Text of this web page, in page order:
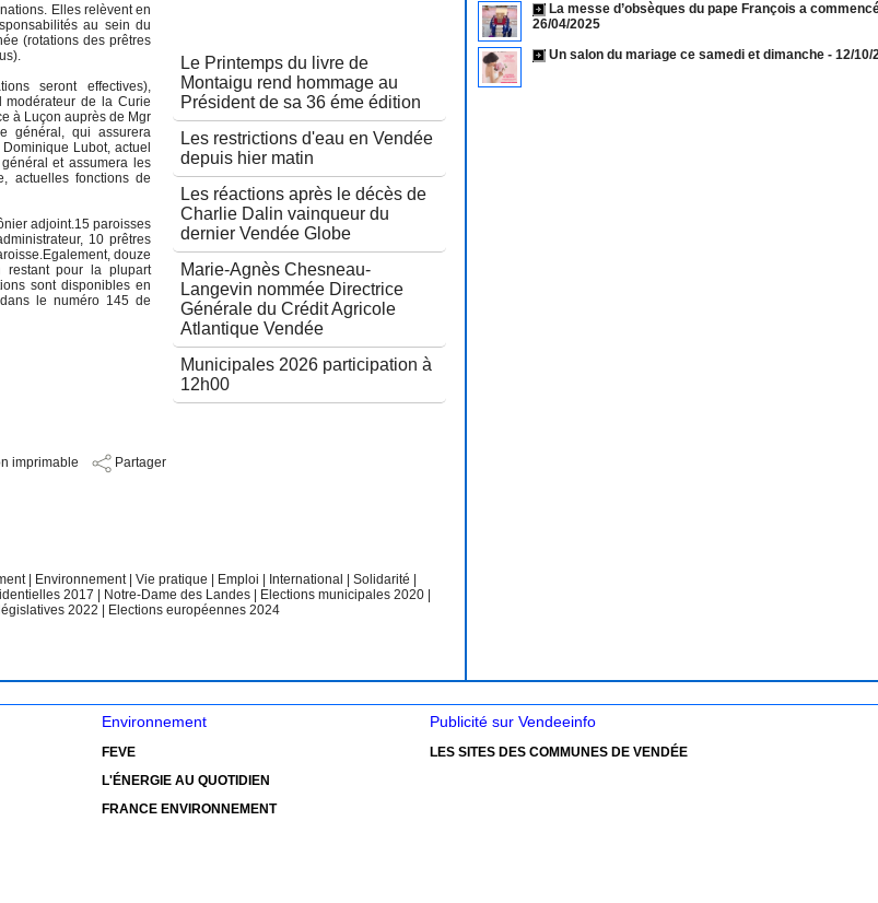
Le Printemps du livre de
Montaigu rend hommage au
Président de sa 36 éme édition
Les restrictions d'eau en Vendée
depuis hier matin
Les réactions après le décès de
Charlie Dalin vainqueur du
dernier Vendée Globe
Marie-Agnès Chesneau-
Langevin nommée Directrice
Générale du Crédit Agricole
Atlantique Vendée
Municipales 2026 participation à
12h00
Elles relèvent en
au sein du
(rotations des prêtres
seront effectives),
modérateur de la Curie
à Luçon auprès de Mgr
général, qui assurera
Lubot, actuel
et assumera les
actuelles fonctions de
adjoint.15 paroisses
10 prêtres
douze
restant pour la plupart
sont disponibles en
dans le numéro 145 de
imprimable Partager
Environnement |Vie pratique Emploi International |Solidarité
2017 Notre-Dame des Landes Elections municipales 2020
2022 Elections européennes 2024
La messe d’obsèques du pape François a
26/04/2025
Un salon du mariage ce samedi et dimanche - 12/10/
Environnement
FEVE
L'ÉNERGIE AU QUOTIDIEN
FRANCE ENVIRONNEMENT
Publicité sur Vendeeinfo
LES SITES DES COMMUNES DE VENDÉE